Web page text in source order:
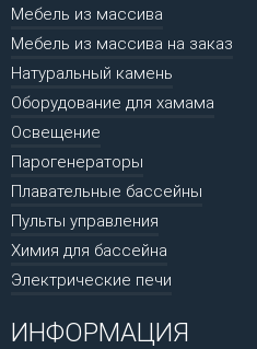
Мебель из массива
Мебель из массива на заказ
Натуральный камень
Оборудование для хамама
Освещение
Парогенераторы
Плавательные бассейны
Пульты управления
Химия для бассейна
Электрические печи
ИНФОРМАЦИЯ